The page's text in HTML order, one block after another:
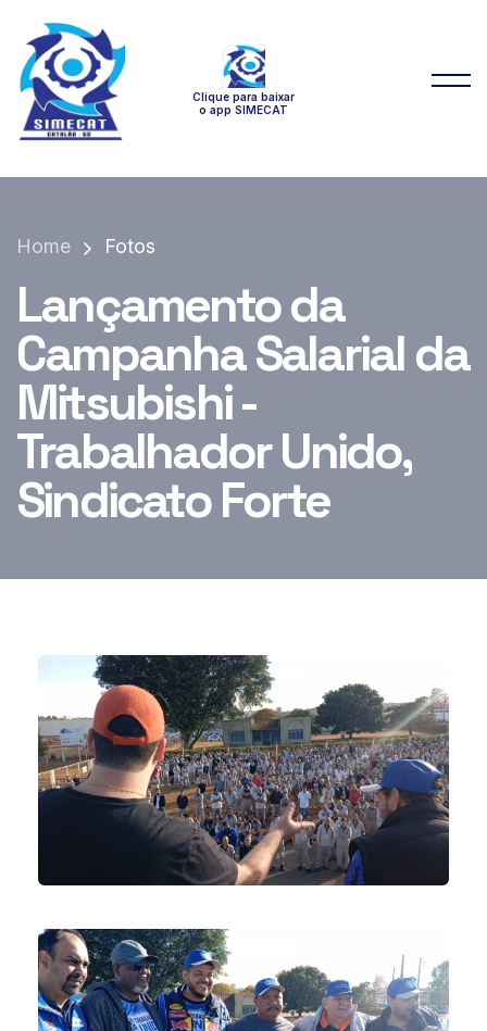
Clique para baixar
o app SIMECAT
Home Fotos
Lançamento da
Campanha Salarial da
Mitsubishi -
Trabalhador Unido,
Sindicato Forte